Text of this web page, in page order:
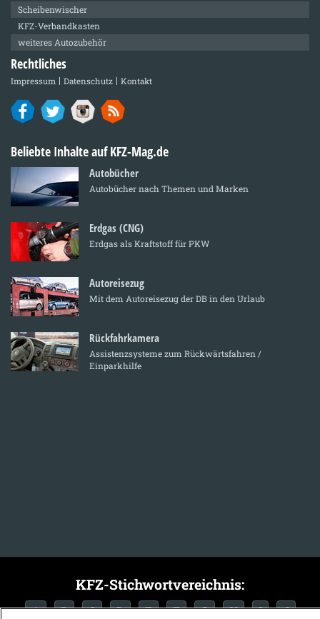
Scheibenwischer
KFZ-Verbandkasten
weiteres Autozubehör
Rechtliches
Impressum Datenschutz Kontakt
Beliebte Inhalte auf KFZ-Mag.de
Autobücher
Autobücher nach Themen und Marken
Erdgas (CNG)
Erdgas als Kraftstoff für PKW
Autoreisezug
Mit dem Autoreisezug der DB in den Urlaub
Rückfahrkamera
Assistenzsysteme zum Rückwärtsfahren /
Einparkhilfe
KFZ-Stichwortvereichnis:
A B C D E F G H I J